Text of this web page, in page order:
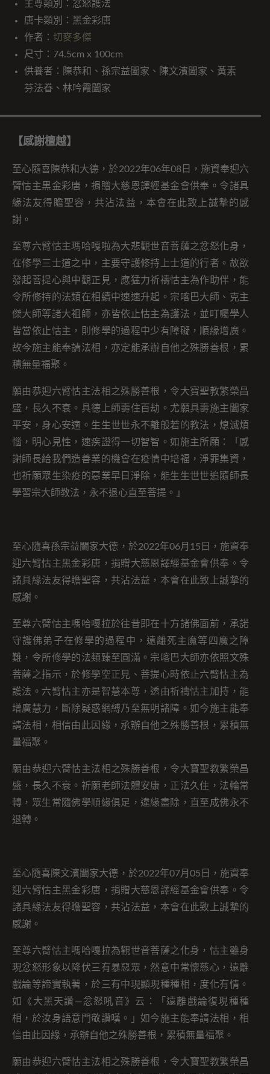
主尊類別：忿怒護法
唐卡類別：黑金彩唐
作者： 切麥多傑
尺寸：74.5cm x 100cm
供養者：陳恭和、孫宗益闔家、陳文濱闔家、黃素
芬法眷、林吟霞闔家
【感謝檀越】
至心隨喜陳恭和大德，於2022年06年08日，施資奉迎六
臂怙主黑金彩唐，捐贈大慈恩譯經基金會供奉。令諸具
緣法友得瞻聖容，共沾法益，本會在此致上誠摯的感
謝。
至尊六臂怙主瑪哈嘎啦為大悲觀世音菩薩之忿怒化身，
在修學三士道之中，主要守護修持上士道的行者。故欲
發起菩提心與中觀正見，應猛力祈禱怙主為作助伴，能
令所修持的法類在相續中速速升起。宗喀巴大師、克主
傑大師等諸大祖師，亦皆依止怙主為護法，並叮囑學人
皆當依止怙主，則修學的過程中少有障礙，順緣增廣。
故今施主能奉請法相，亦定能承辦自他之殊勝善根，累
積無量福聚。
願由恭迎六臂怙主法相之殊勝善根，令大寶聖教繁榮昌
盛，長久不衰。具德上師壽住百劫。尤願具壽施主闔家
平安，身心安適。生生世世永不離般若的教法，熄滅煩
惱，明心見性，速疾證得一切智智。如施主所願：「感
謝師長給我們造善業的機會在疫情中培福，淨罪集資，
也祈願眾生染疫的惡業早日淨除，能生生世世追隨師長
學習宗大師教法，永不退心直至菩提。」
至心隨喜孫宗益闔家大德，於2022年06月15日，施資奉
迎六臂怙主黑金彩唐，捐贈大慈恩譯經基金會供奉。令
諸具緣法友得瞻聖容，共沾法益，本會在此致上誠摯的
感謝。
至尊六臂怙主嗎哈嘎拉於往昔即在十方諸佛面前，承諾
守護佛弟子在修學的過程中，遠離死主魔等四魔之障
難，令所修學的法類臻至圓滿。宗喀巴大師亦依照文殊
菩薩之指示，於修學空正見、菩提心時依止六臂怙主為
護法。六臂怙主亦是智慧本尊，透由祈禱怙主加持，能
增廣慧力，斷除疑惑網縛乃至無明諸障。如今施主能奉
請法相，相信由此因緣，承辦自他之殊勝善根，累積無
量福聚。
願由恭迎六臂怙主法相之殊勝善根，令大寶聖教繁榮昌
盛，長久不衰。祈願老師法體安康，正法久住，法輪常
轉，眾生常隨佛學順緣俱足，違緣盡除，直至成佛永不
退轉。
至心隨喜陳文濱闔家大德，於2022年07月05日，施資奉
迎六臂怙主黑金彩唐，捐贈大慈恩譯經基金會供奉。令
諸具緣法友得瞻聖容，共沾法益，本會在此致上誠摯的
感謝。
至尊六臂怙主嗎哈嘎拉為觀世音菩薩之化身，怙主雖身
現忿怒形象以降伏三有暴惡眾，然意中常懷慈心，遠離
戲論等諦實執著，於三有中現顯現種種相，度化有情。
如《大黑天讚—忿怒吼音》云：「遠離戲論復現種種
相，於汝身語意門敬讚嘆。」如今施主能奉請法相，相
信由此因緣，承辦自他之殊勝善根，累積無量福聚。
願由恭迎六臂怙主法相之殊勝善根，令大寶聖教繁榮昌